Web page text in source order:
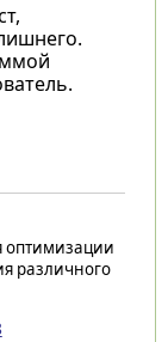
оптимизации
различного